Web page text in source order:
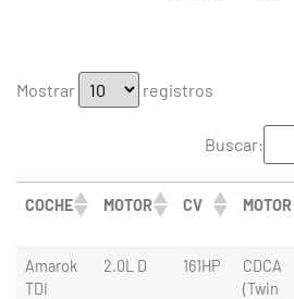
Mostrar registros
Buscar:
COCHE MOTOR CV MOTOR
Amarok
TDI
2.0L D 161HP
CDCA
(Twin